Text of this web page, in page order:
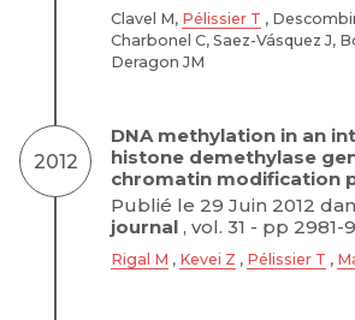
Clavel M, Pélissier T ,
Charbonel C, Saez-Vásquez J,
Deragon JM
2012
DNA methylation in an
histone demethylase
chromatin modification
Publié le 29 Juin 2012
journal , vol. 31 - pp 2981-
Rigal M , Kevei Z , Pélissier T ,